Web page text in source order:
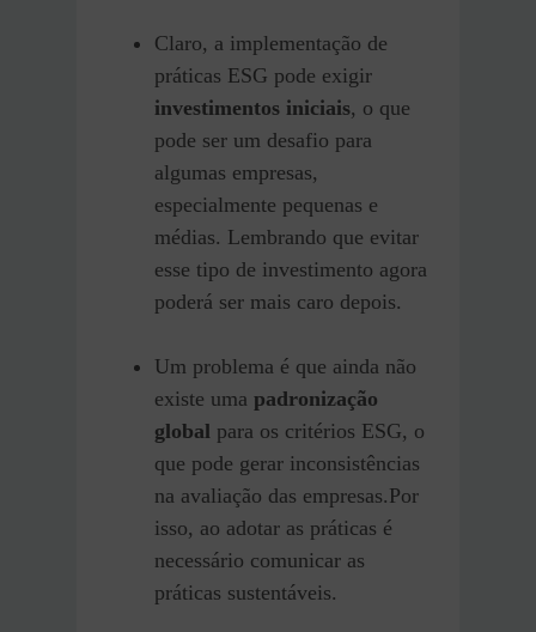
Claro, a implementação de
práticas ESG pode exigir
investimentos iniciais, o que
pode ser um desafio para
algumas empresas,
especialmente pequenas e
médias. Lembrando que evitar
esse tipo de investimento agora
poderá ser mais caro depois.
Um problema é que ainda não
existe uma padronização
global para os critérios ESG, o
que pode gerar inconsistências
na avaliação das empresas.Por
isso, ao adotar as práticas é
necessário comunicar as
práticas sustentáveis.